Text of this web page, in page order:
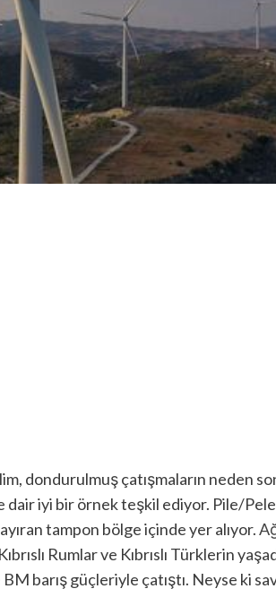
dondurulmuş çatışmaların neden
iyi bir örnek teşkil ediyor. Pile/Pele,
tampon bölge içinde yer alıyor.
Rumlar ve Kıbrıslı Türklerin
barış güçleriyle çatıştı. Neyse ki